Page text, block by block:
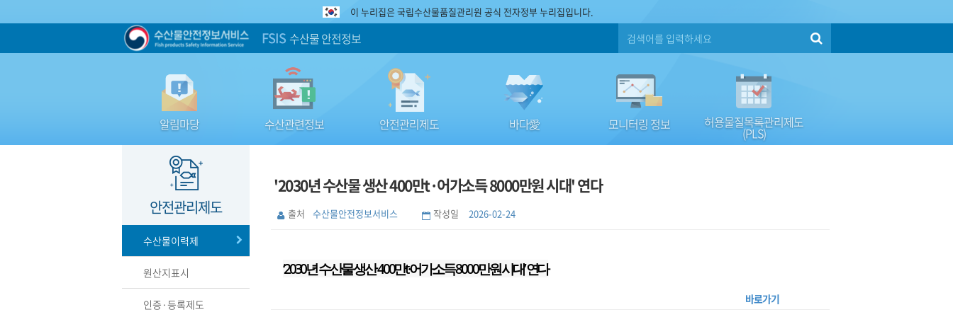
이 누리집은 국립수산물품질관리원 공식 전자정부 누리집입니다.
FSIS 수산물 안전정보
알림마당 수산관련정보 안전관리제도 바다愛 모니터링 정보 허용물질목록관리제도
(PLS)
안전관리제도
수산물이력제
원산지표시
인증·등록제도
'2030년 수산물 생산 400만t·어가소득 8000만원 시대' 연다
출처 수산물안전정보서비스 작성일 2026-02-24
‘2030년 수산물 생산 400만t·어가소득 8000만원 시대’ 연다
바로가기